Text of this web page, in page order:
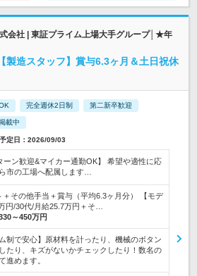
会社 | 東証プライム上場大手グループ│★年
製造スタッフ】賞与6.3ヶ月＆土日祝休
完全週休2日制 第二新卒歓迎
載中
定日：2026/09/03
ーン歓迎&マイカー通勤OK】 希望や適性に応
市の工場へ配属します…
＋その他手当＋賞与（平均6.3ヶ月分） 【モデ
円/30代/月給25.7万円＋そ…
～450万円
制で安心】原材料を計ったり、機械のボタン
たり、キズがないかチェックしたり！数名の
進めます。